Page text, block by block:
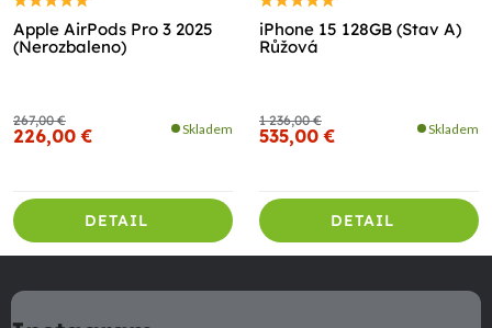
Apple AirPods Pro 3 2025
(Nerozbaleno)
267,00 €
226,00 € Skladem
DETAIL
iPhone 15 128GB (Stav A)
Růžová
1 236,00 €
535,00 € Skladem
DETAIL
á